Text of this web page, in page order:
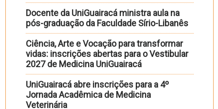
Docente da UniGuairacá ministra aula na
pós-graduação da Faculdade Sírio-Libanês
Ciência, Arte e Vocação para transformar
vidas: inscrições abertas para o Vestibular
2027 de Medicina UniGuairacá
UniGuairacá abre inscrições para a 4º
Jornada Acadêmica de Medicina
Veterinária